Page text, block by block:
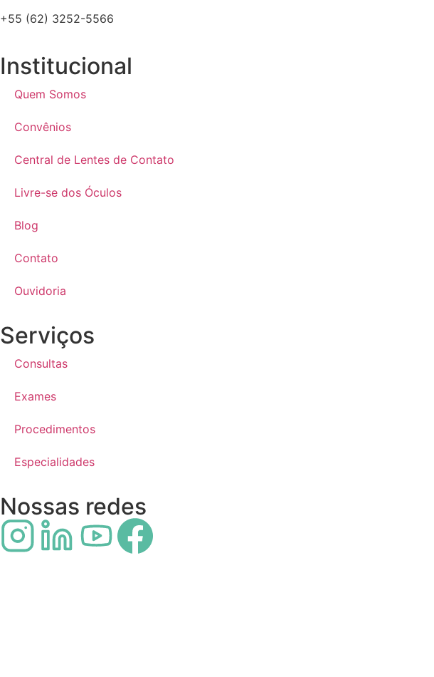
+55 (62) 3252-5566
Institucional
Quem Somos
Convênios
Central de Lentes de Contato
Livre-se dos Óculos
Blog
Contato
Ouvidoria
Serviços
Consultas
Exames
Procedimentos
Especialidades
Nossas redes